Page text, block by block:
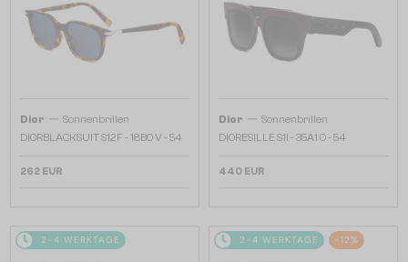
Dior — Sonnenbrillen
DIORBLACKSUIT S12F - 18B0 V - 54
262 EUR
Dior — Sonnenbrillen
DIORESILLE S1I - 35A1 O - 54
440 EUR
2-4 WERKTAGE 2-4 WERKTAGE -12%